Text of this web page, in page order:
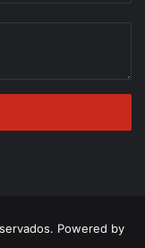
Powered by